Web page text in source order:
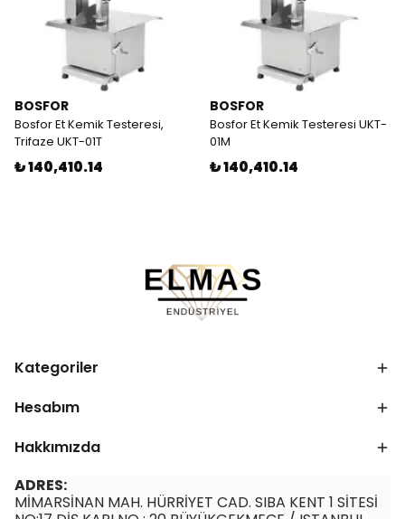
BOSFOR
Bosfor Et Kemik Testeresi,
Trifaze UKT-01T
₺ 140,410.14
BOSFOR
Bosfor Et Kemik Testeresi UKT-
01M
₺ 140,410.14
Kategoriler
Hesabım
Hakkımızda
ADRES:
MİMARSİNAN MAH. HÜRRİYET CAD. SIBA KENT 1 SİTESİ